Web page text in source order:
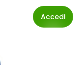
Accedi